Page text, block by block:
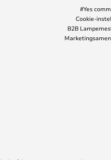
#Yes
Cookie-
B2B